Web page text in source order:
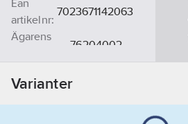
Ean
artikelnr:
7023671142063
Ägarens
76204002
Varianter